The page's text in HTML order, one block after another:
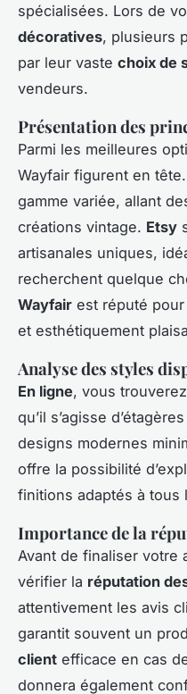
spécialisées. Lors de
décoratives, plusieurs
par leur vaste choix de
vendeurs.
Présentation des
Parmi les meilleures
Wayfair figurent en tête.
gamme variée, allant
créations vintage. Etsy
artisanales uniques,
recherchent quelque
Wayfair est réputé
et esthétiquement
Analyse des styles
En ligne, vous
qu’il s’agisse
designs modernes
offre la possibilité
finitions adaptés à tous
Importance de la
Avant de finaliser votre
vérifier la réputation
attentivement les avis
garantit souvent un
client efficace en cas
donnera également